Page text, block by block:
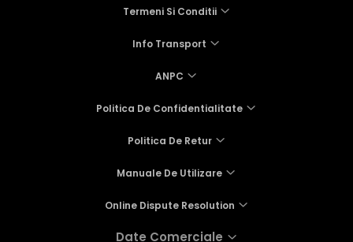
Termeni Si Conditii
Info Transport
ANPC
Politica De Confidentialitate
Politica De Retur
Manuale De Utilizare
Online Dispute Resolution
Date Comerciale